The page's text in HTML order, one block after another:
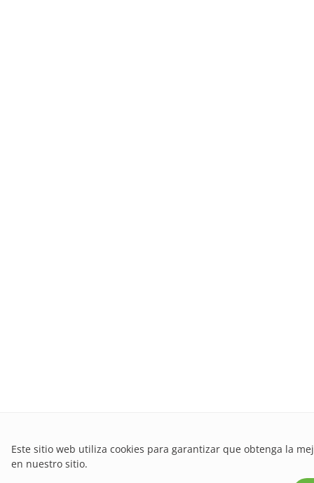
Este sitio web utiliza cookies para garantizar que obtenga la
en nuestro sitio.